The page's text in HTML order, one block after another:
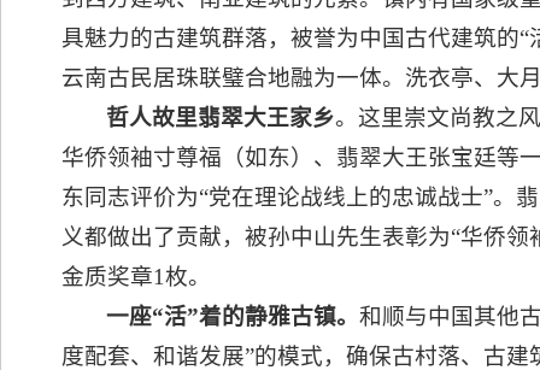
具魅力的古建筑群落，被誉为中国古代建筑的
云南古民居珠联璧合地融为一体。洗衣亭、大
哲人故里翡翠大王家乡。这里崇文尚教之
华侨领袖寸尊福（如东）、翡翠大王张宝廷等
东同志评价为“党在理论战线上的忠诚战士”。
义都做出了贡献，被孙中山先生表彰为“华侨
金质奖章1枚。
一座“活”着的静雅古镇。和顺与中国其他
度配套、和谐发展”的模式，确保古村落、古